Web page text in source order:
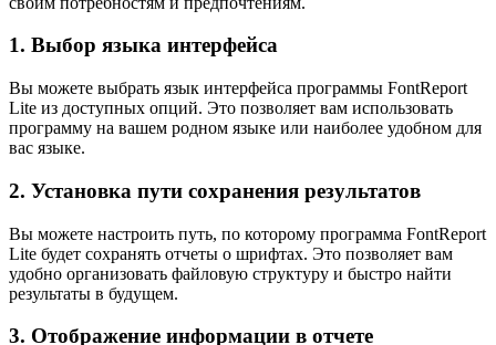
1. Выбор языка интерфейса
Вы можете выбрать язык интерфейса программы FontReport
Lite из доступных опций. Это позволяет вам использовать
программу на вашем родном языке или наиболее удобном для
вас языке.
2. Установка пути сохранения результатов
Вы можете настроить путь, по которому программа FontReport
Lite будет сохранять отчеты о шрифтах. Это позволяет вам
удобно организовать файловую структуру и быстро найти
результаты в будущем.
3. Отображение информации в отчете